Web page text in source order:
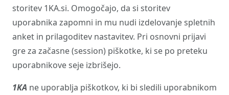
storitev 1KA.si. Omogočajo, da si storitev
uporabnika zapomni in mu nudi izdelovanje spletnih
anket in prilagoditev nastavitev. Pri osnovni prijavi
gre za začasne (session) piškotke, ki se po preteku
uporabnikove seje izbrišejo.
1KA ne uporablja piškotkov, ki bi sledili uporabnikom